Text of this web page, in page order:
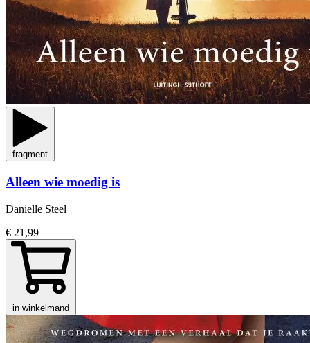
fragment
Alleen wie moedig is
Danielle Steel
€ 21,99
in winkelmand